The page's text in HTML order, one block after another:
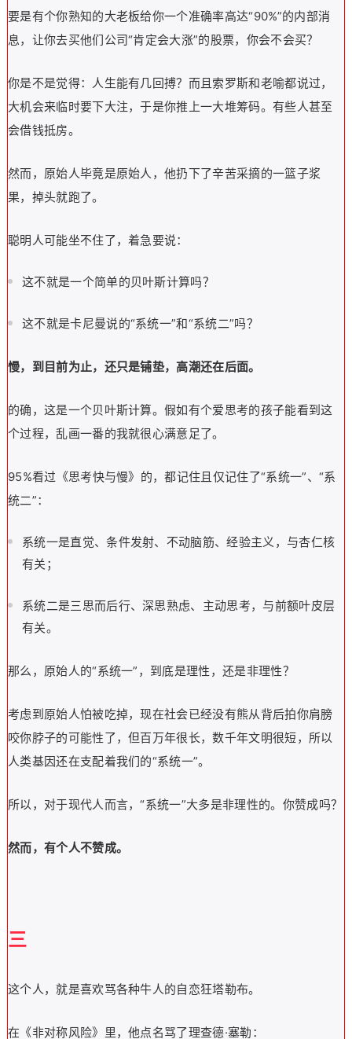
要是有个你熟知的大老板给你一个准确率高达“90%”的内部消
息，让你去买他们公司“肯定会大涨”的股票，你会不会买？
你是不是觉得：人生能有几回搏？而且索罗斯和老喻都说过，
大机会来临时要下大注，于是你推上一大堆筹码。有些人甚至
会借钱抵房。
然而，原始人毕竟是原始人，他扔下了辛苦采摘的一篮子浆
果，掉头就跑了。
聪明人可能坐不住了，着急要说：
这不就是一个简单的贝叶斯计算吗？
这不就是卡尼曼说的“系统一”和“系统二”吗？
慢，到目前为止，还只是铺垫，高潮还在后面。
的确，这是一个贝叶斯计算。假如有个爱思考的孩子能看到这
个过程，乱画一番的我就很心满意足了。
95%看过《思考快与慢》的，都记住且仅记住了“系统一”、“系
统二”：
系统一是直觉、条件发射、不动脑筋、经验主义，与杏仁核
有关；
系统二是三思而后行、深思熟虑、主动思考，与前额叶皮层
有关。
那么，原始人的“系统一”，到底是理性，还是非理性？
考虑到原始人怕被吃掉，现在社会已经没有熊从背后拍你肩膀
咬你脖子的可能性了，但百万年很长，数千年文明很短，所以
人类基因还在支配着我们的“系统一”。
所以，对于现代人而言，“系统一”大多是非理性的。你赞成吗？
然而，有个人不赞成。
三
这个人，就是喜欢骂各种牛人的自恋狂塔勒布。
在《非对称风险》里，他点名骂了理查德·塞勒：